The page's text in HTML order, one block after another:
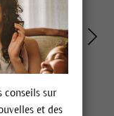
conseils sur
et des